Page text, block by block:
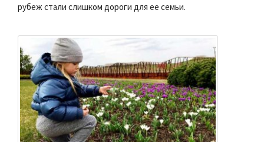
рубеж стали слишком дороги для ее семьи.